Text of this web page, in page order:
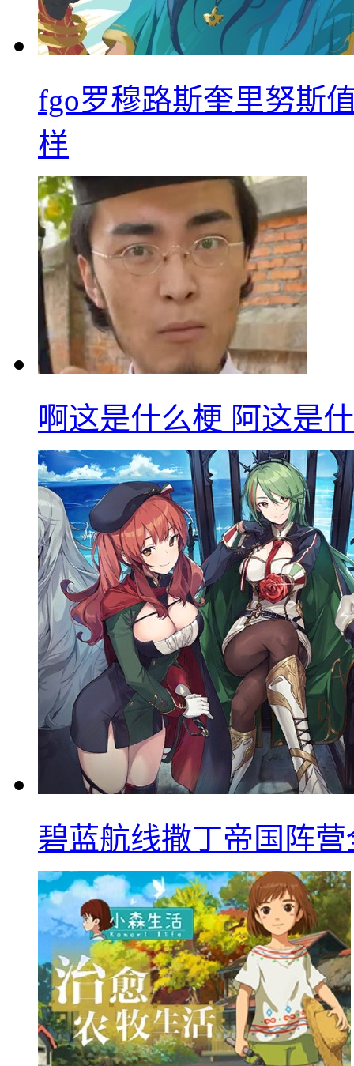
fgo罗穆路斯奎里努斯
样
啊这是什么梗 阿这是
碧蓝航线撒丁帝国阵